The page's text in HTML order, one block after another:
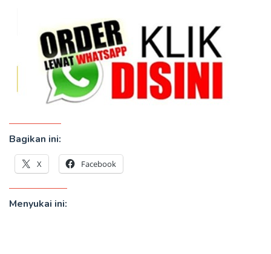
Bagikan ini:
X Facebook
Menyukai ini: